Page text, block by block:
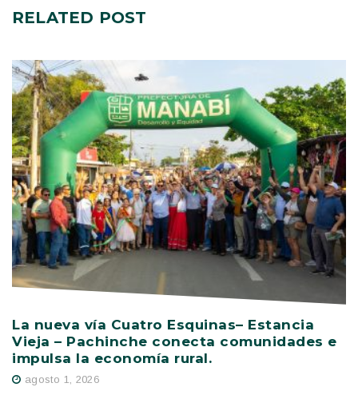
RELATED POST
La nueva vía Cuatro Esquinas– Estancia
Vieja – Pachinche conecta comunidades e
impulsa la economía rural.
agosto 1, 2026